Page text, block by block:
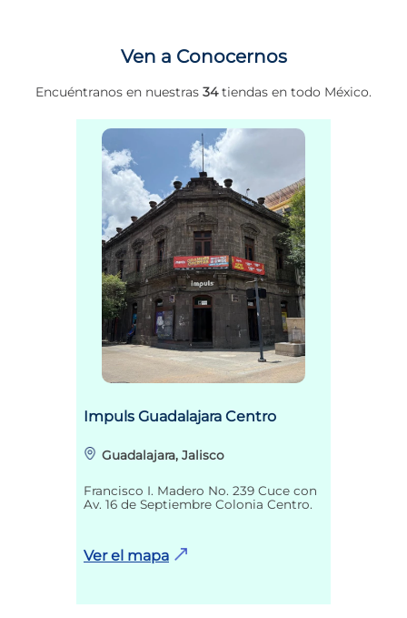
Ven a Conocernos
Encuéntranos en nuestras 34tiendas en todo México.
Impuls Guadalajara Centro
Guadalajara, Jalisco
Francisco I. Madero No. 239 Cuce con
Av. 16 de Septiembre Colonia Centro.
Ver el mapa